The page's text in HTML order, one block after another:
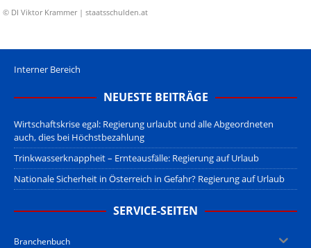
© DI Viktor Krammer | staatsschulden.at
Interner Bereich
NEUESTE BEITRÄGE
Wirtschaftskrise egal: Regierung urlaubt und alle Abgeordneten
auch, dies bei Höchstbezahlung
Trinkwasserknappheit – Ernteausfälle: Regierung auf Urlaub
Nationale Sicherheit in Österreich in Gefahr? Regierung auf Urlaub
SERVICE-SEITEN
Branchenbuch